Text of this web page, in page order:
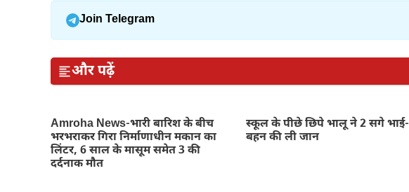
Join Telegram
और पढ़ें
Amroha News-भारी बारिश के बीच
भरभराकर गिरा निर्माणाधीन मकान का
लिंटर, 6 साल के मासूम समेत 3 की
दर्दनाक मौत
स्कूल के पीछे छिपे भालू ने 2 सगे भाई-
बहन की ली जान